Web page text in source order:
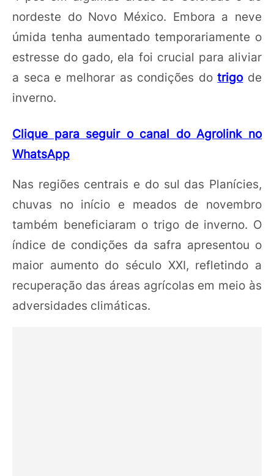
nordeste do Novo México. Embora a neve
úmida tenha aumentado temporariamente o
estresse do gado, ela foi crucial para aliviar
a seca e melhorar as condições dotrigode
inverno.
Clique para seguir o canal do Agrolink no
WhatsApp
Nas regiões centrais e do sul das Planícies,
chuvas no início e meados de novembro
também beneficiaram o trigo de inverno. O
índice de condições da safra apresentou o
maior aumento do século XXI, refletindo a
recuperação das áreas agrícolas em meio às
adversidades climáticas.